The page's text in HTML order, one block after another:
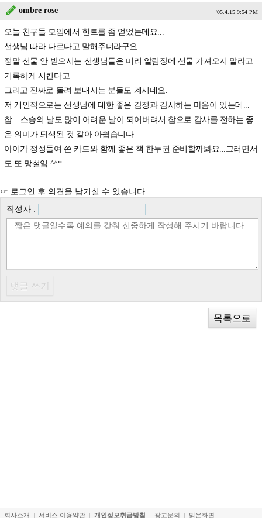
ombre rose '05.4.15 9:54 PM
오늘 친구들 모임에서 힌트를 좀 얻었는데요...
선생님 따라 다르다고 말해주더라구요
정말 선물 안 받으시는 선생님들은 미리 알림장에 선물 가져오지 말라고
기록하게 시킨다고...
그리고 진짜로 돌려 보내시는 분들도 계시데요.
저 개인적으로는 선생님에 대한 좋은 감정과 감사하는 마음이 있는데...
참... 스승의 날도 많이 어려운 날이 되어버려서 참으로 감사를 전하는 좋
은 의미가 퇴색된 것 같아 아쉽습니다
아이가 정성들여 쓴 카드와 함께 좋은 책 한두권 준비할까봐요...그러면서
도 또 망설임 ^^*
☞ 로그인 후 의견을 남기실 수 있습니다
작성자 :
목록으로
회사소개 서비스 이용약관 개인정보취급방침 광고문의 밝은화면